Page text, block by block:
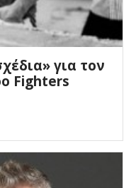
για τον
Fighters